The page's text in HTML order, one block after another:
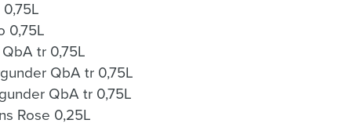
0,75L
tr 0,75L
QbA tr 0,75L
QbA tr 0,75L
Rose 0,25L